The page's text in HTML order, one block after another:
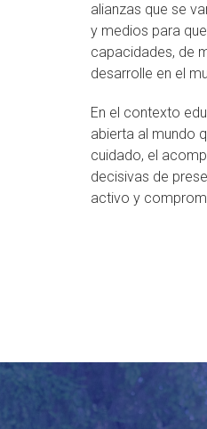
alianzas que se
y medios para
capacidades, de
desarrolle en el
En el contexto
abierta al mundo
cuidado, el
decisivas de
activo y